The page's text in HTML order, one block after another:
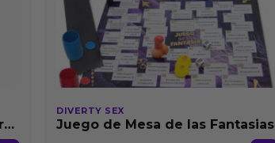
DIVERTY SEX
Juego de Mesa de las Fantasias